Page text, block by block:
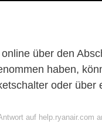
über den
haben,
oder über
auf help.ryanair.com